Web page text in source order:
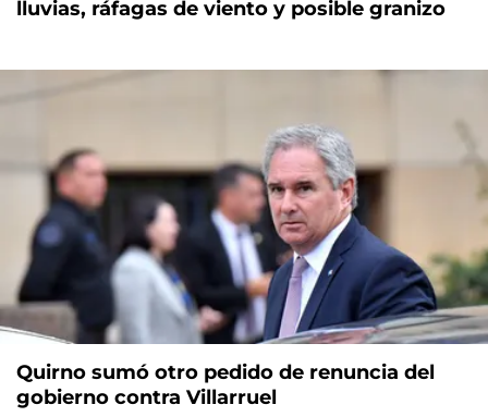
lluvias, ráfagas de viento y posible granizo
Quirno sumó otro pedido de renuncia del
gobierno contra Villarruel